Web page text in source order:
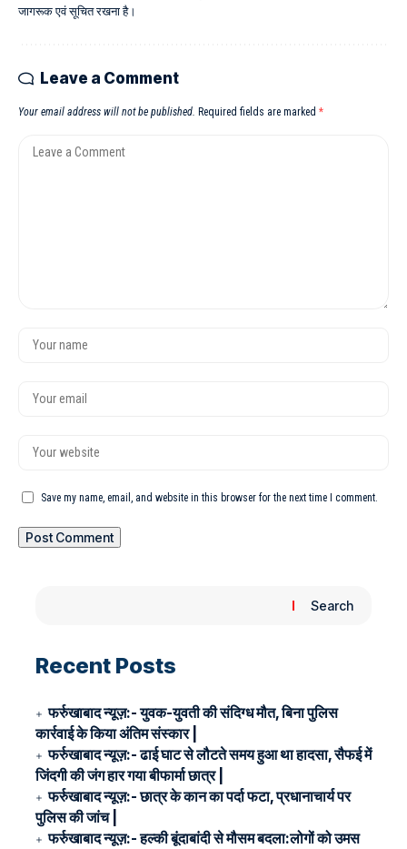
जागरूक एवं सूचित रखना है।
Leave a Comment
Your email address will not be published. Required fields are marked *
Save my name, email, and website in this browser for the next time I comment.
Search
Recent Posts
फर्रुखाबाद न्यूज़:- युवक-युवती की संदिग्ध मौत, बिना पुलिस
कार्रवाई के किया अंतिम संस्कार |
फर्रुखाबाद न्यूज़:- ढाई घाट से लौटते समय हुआ था हादसा, सैफई में
जिंदगी की जंग हार गया बीफार्मा छात्र |
फर्रुखाबाद न्यूज़:- छात्र के कान का पर्दा फटा, प्रधानाचार्य पर
पुलिस की जांच |
फर्रुखाबाद न्यूज़:- हल्की बूंदाबांदी से मौसम बदला:लोगों को उमस